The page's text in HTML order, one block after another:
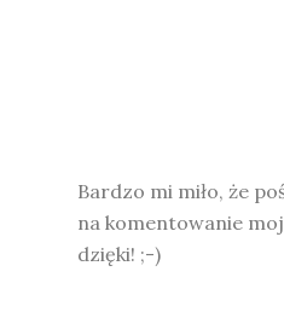
Bardzo mi miło, że
na komentowanie
dzięki! ;-)